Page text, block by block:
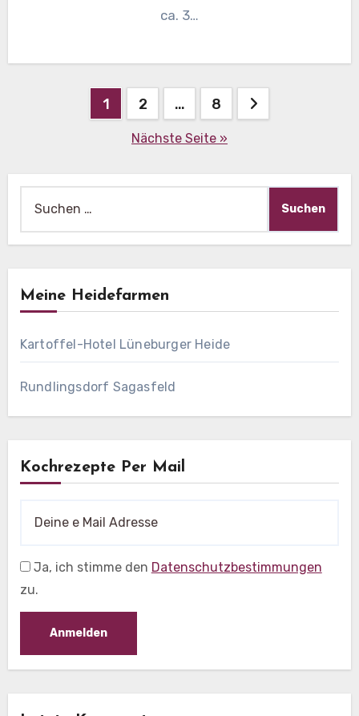
ca. 3…
Beitragsnavigation
1 2 … 8
Nächste Seite »
nach:
Meine Heidefarmen
Kartoffel-Hotel Lüneburger Heide
Rundlingsdorf Sagasfeld
Kochrezepte Per Mail
Ja, ich stimme den Datenschutzbestimmungen
zu.